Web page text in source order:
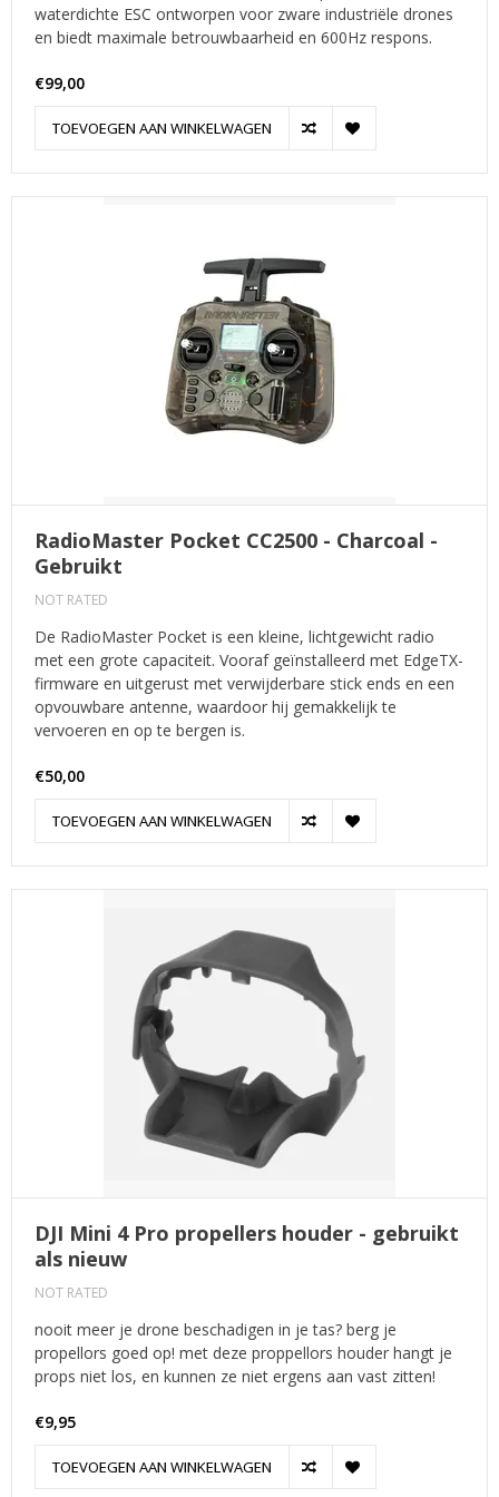
waterdichte ESC ontworpen voor zware industriële drones
en biedt maximale betrouwbaarheid en 600Hz respons.
€99,00
TOEVOEGEN AAN WINKELWAGEN
RadioMaster Pocket CC2500 - Charcoal -
Gebruikt
NOT RATED
De RadioMaster Pocket is een kleine, lichtgewicht radio
met een grote capaciteit. Vooraf geïnstalleerd met EdgeTX-
firmware en uitgerust met verwijderbare stick ends en een
opvouwbare antenne, waardoor hij gemakkelijk te
vervoeren en op te bergen is.
€50,00
TOEVOEGEN AAN WINKELWAGEN
DJI Mini 4 Pro propellers houder - gebruikt
als nieuw
NOT RATED
nooit meer je drone beschadigen in je tas? berg je
propellors goed op! met deze proppellors houder hangt je
props niet los, en kunnen ze niet ergens aan vast zitten!
€9,95
TOEVOEGEN AAN WINKELWAGEN